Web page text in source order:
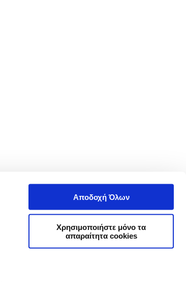
Αποδοχή Όλων
Χρησιμοποιήστε μόνο τα
απαραίτητα cookies